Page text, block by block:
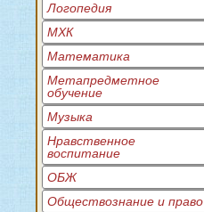
Логопедия
МХК
Математика
Метапредметное
обучение
Музыка
Нравственное
воспитание
ОБЖ
Обществознание и право